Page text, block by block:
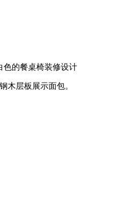
色的餐桌椅装修设计
木层板展示面包。